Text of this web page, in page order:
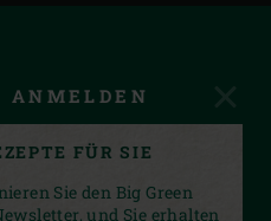
ANMELDEN
FÜR SIE
Sie den Big Green
und Sie erhalten